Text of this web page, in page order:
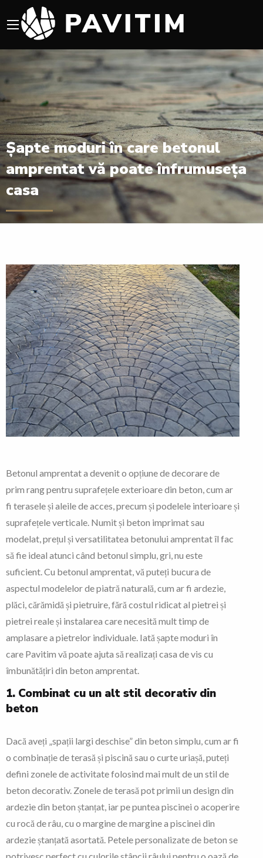
Șapte moduri în care betonul
amprentat vă poate înfrumuseța
casa
Betonul amprentat a devenit o opțiune de decorare de
prim rang pentru suprafețele exterioare din beton, cum ar
fi terasele și aleile de acces, precum și podelele interioare și
suprafețele verticale. Numit și beton imprimat sau
modelat, prețul și versatilitatea betonului amprentat îl fac
să fie ideal atunci când betonul simplu, gri, nu este
suficient. Cu betonul amprentat, vă puteți bucura de
aspectul modelelor de piatră naturală, cum ar fi ardezie,
plăci, cărămidă și pietruire, fără costul ridicat al pietrei și
pietrei reale și instalarea care necesită mult timp de
amplasare a pietrelor individuale. Iată șapte moduri în
care Pavitim vă poate ajuta să realizați casa de vis cu
îmbunătățiri din beton amprentat.
1. Combinat cu un alt stil decorativ din
beton
Dacă aveți „spații largi deschise” din beton simplu, cum ar fi
o combinație de terasă și piscină sau o curte uriașă, puteți
defini zonele de activitate folosind mai mult de un stil de
beton decorativ. Zonele de terasă pot primii un design din
ardezie din beton ștanțat, iar pe puntea piscinei o acoperire
cu rocă de râu, cu o margine de margine a piscinei din
ardezie ștanțată asortată. Petele personalizate de beton se
potrivesc perfect cu culorile stâncii râului pentru o oază de